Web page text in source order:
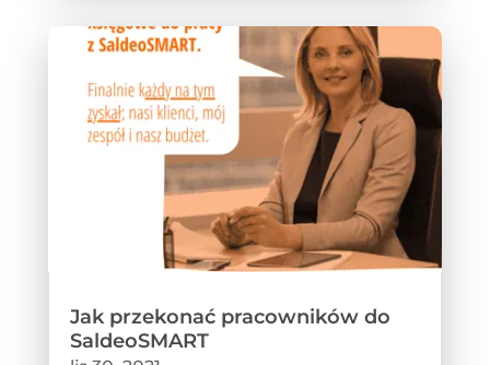
Jak przekonać pracowników do
SaldeoSMART